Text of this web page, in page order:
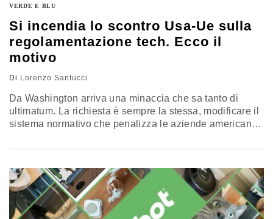
VERDE E BLU
Si incendia lo scontro Usa-Ue sulla
regolamentazione tech. Ecco il
motivo
Di Lorenzo Santucci
Da Washington arriva una minaccia che sa tanto di
ultimatum. La richiesta è sempre la stessa, modificare il
sistema normativo che penalizza le aziende americane,
dal Regno Unito